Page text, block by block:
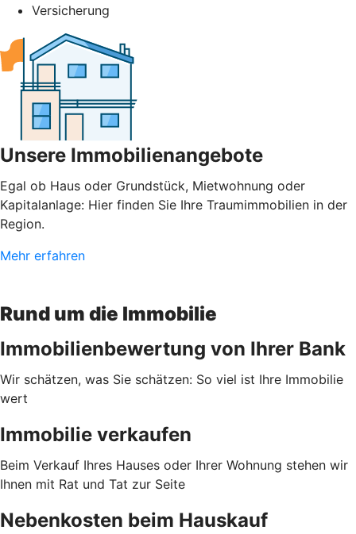
Versicherung
Unsere Immobilienangebote
Egal ob Haus oder Grundstück, Mietwohnung oder
Kapitalanlage: Hier finden Sie Ihre Traumimmobilien in der
Region.
Mehr erfahren
Rund um die Immobilie
Immobilienbewertung von Ihrer Bank
Wir schätzen, was Sie schätzen: So viel ist Ihre Immobilie
wert
Immobilie verkaufen
Beim Verkauf Ihres Hauses oder Ihrer Wohnung stehen wir
Ihnen mit Rat und Tat zur Seite
Nebenkosten beim Hauskauf